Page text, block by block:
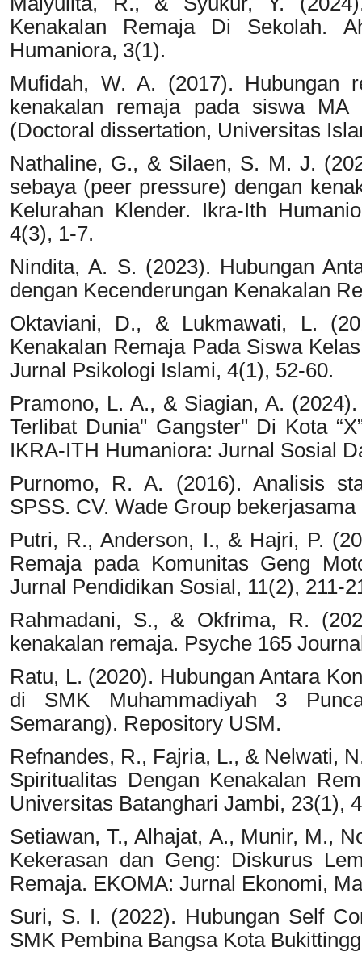
Kenakalan Remaja Di Sekolah.
Humaniora, 3(1).
Mufidah, W. A. (2017). Hubungan
kenakalan remaja pada siswa MA
(Doctoral dissertation, Universitas
Nathaline, G., & Silaen, S. M. J.
sebaya (peer pressure) dengan
Kelurahan Klender. Ikra-Ith
4(3), 1-7.
Nindita, A. S. (2023). Hubungan
dengan Kecenderungan Kenakalan
Oktaviani, D., & Lukmawati, L.
Kenakalan Remaja Pada Siswa
Jurnal Psikologi Islami, 4(1), 52-60.
Pramono, L. A., & Siagian, A.
Terlibat Dunia" Gangster" Di Kota
IKRA-ITH Humaniora: Jurnal Sosial
Purnomo, R. A. (2016). Analisis
SPSS. CV. Wade Group
Putri, R., Anderson, I., & Hajri, P.
Remaja pada Komunitas Geng
Jurnal Pendidikan Sosial, 11(2), 211-
Rahmadani, S., & Okfrima, R.
kenakalan remaja. Psyche 165
Ratu, L. (2020). Hubungan Antara
di SMK Muhammadiyah 3
Semarang). Repository USM.
Refnandes, R., Fajria, L., & Nelwati,
Spiritualitas Dengan Kenakalan
Universitas Batanghari Jambi, 23(1),
Setiawan, T., Alhajat, A., Munir, M.,
Kekerasan dan Geng: Diskurus
Remaja. EKOMA: Jurnal Ekonomi,
Suri, S. I. (2022). Hubungan Self
SMK Pembina Bangsa Kota